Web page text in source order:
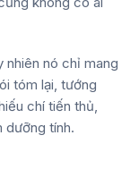
nhiên nó chỉ mang
tóm lại, tướng
chí tiến thủ,
dưỡng tính.